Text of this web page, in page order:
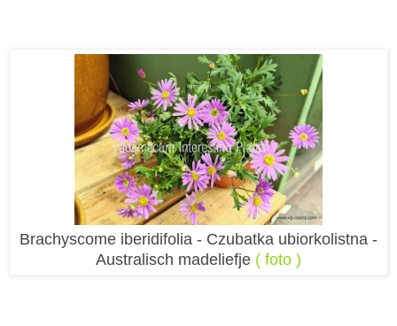
Brachyscome iberidifolia - Czubatka ubiorkolistna -
Australisch madeliefje ( foto )